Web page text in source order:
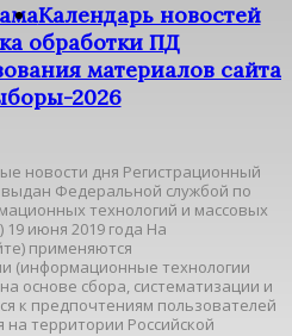
Календарь новостей
обработки ПД
материалов сайта
2026
новости дня Регистрационный
Федеральной службой по
технологий и массовых
июня 2019 года На
применяются
(информационные технологии
основе сбора, систематизации и
к предпочтениям пользователей
на территории Российской